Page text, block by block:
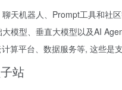
聊天机器人、Prompt工具和社
大模型、垂直大模型以及AI
计算平台、数据服务等, 这些是
站